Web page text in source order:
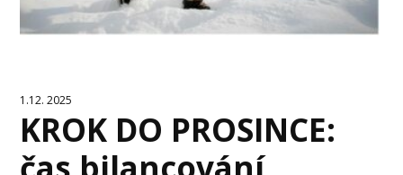
1.12. 2025
KROK DO PROSINCE: